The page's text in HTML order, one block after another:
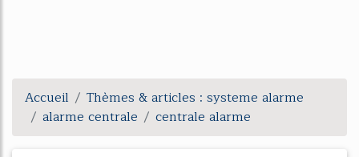
Accueil
Thèmes & articles : systeme alarme
alarme centrale
centrale alarme